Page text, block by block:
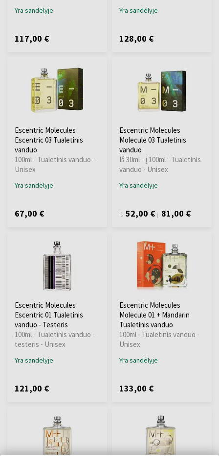
Yra sandėlyje
117,00 €
Yra sandėlyje
128,00 €
Escentric Molecules
Escentric 03 Tualetinis
vanduo
100ml - Tualetinis vanduo -
Unisex
Yra sandėlyje
67,00 €
Escentric Molecules
Molecule 03 Tualetinis
vanduo
Iš 30ml - į 100ml - Tualetinis
vanduo - Unisex
Yra sandėlyje
iš 52,00 € į 81,00 €
Escentric Molecules
Escentric 01 Tualetinis
vanduo - Testeris
100ml - Tualetinis vanduo -
testeris - Unisex
Yra sandėlyje
121,00 €
Escentric Molecules
Molecule 01 + Mandarin
Tualetinis vanduo
100ml - Tualetinis vanduo -
Unisex
Yra sandėlyje
133,00 €